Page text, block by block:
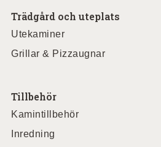
Trädgård och uteplats
Utekaminer
Grillar & Pizzaugnar
Tillbehör
Kamintillbehör
Inredning